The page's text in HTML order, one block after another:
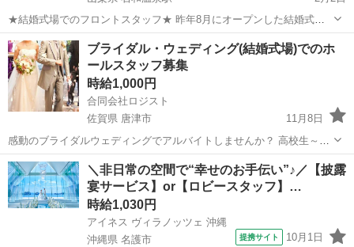
★結婚式場でのフロントスタッフ★ 昨年8月にオープンした結婚式場
「ネオス・ミラベル」でのお仕事です！ 【具体的には・・・】 ・ご来
館されたお客様のお迎え、館内のご案内 ・ご列席者の受付対応、お荷
物のお預かり ...
山梨 笛吹市 石和温泉駅 結婚式場 土日
ブライダル・ウェディング(結婚式場)でのホ
ールスタッフ募集
時給1,000円
合同会社ロジスト
佐賀県 唐津市
11月8日
感動のブライダルウェディングでアルバイトしませんか？ 高校生～フ
リーターまで大歓迎！ 女性スタッフ、男性スタッフどちらも在籍して
います。 友達と一緒に応募大歓迎です。 週１＆土日祝のみでOK！都
合の合う日にシフトに入れ...
佐賀 唐津市 結婚式場 ウェディング
＼非日常の空間で“幸せのお手伝い”♪／【披露
宴サービス】or【ロビースタッフ】…
時給1,030円
アイネス ヴィラノッツェ 沖縄
沖縄県 名護市
提携サイト 10月1日